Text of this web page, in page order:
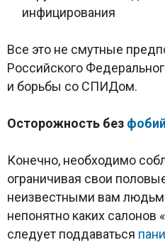
инфицирования
Все это не смутные
Российского
и борьбы со СПИДом.
Осторожность без фобий
Конечно, необходимо
ограничивая свои
неизвестными вам
непонятно каких салонов
следует поддаваться